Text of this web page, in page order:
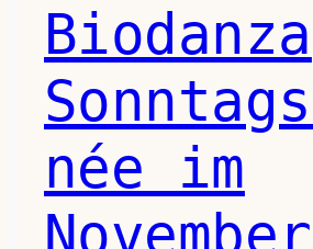
Biodanza
née im
November